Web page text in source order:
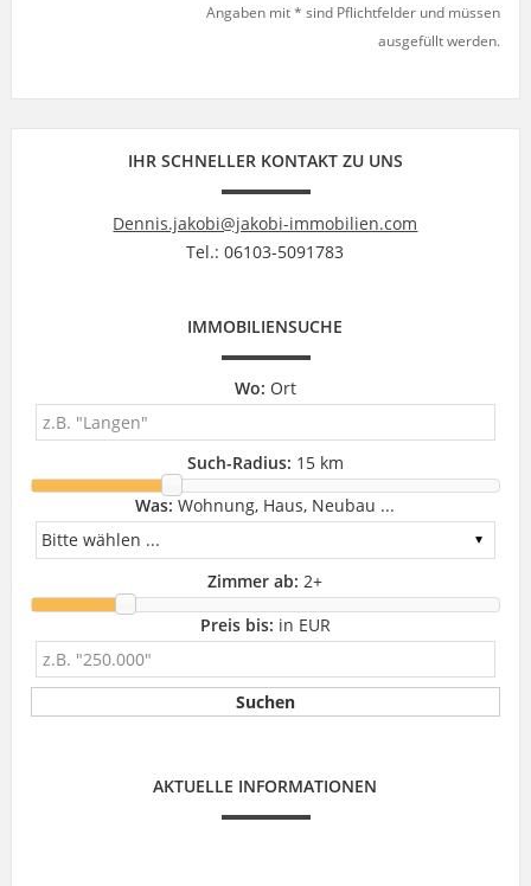
Angaben mit * sind Pflichtfelder und müssen
ausgefüllt werden.
IHR SCHNELLER KONTAKT ZU UNS
Dennis.jakobi@jakobi-immobilien.com
Tel.: 06103-5091783
IMMOBILIENSUCHE
Wo: Ort
Such-Radius: 15 km
Was: Wohnung, Haus, Neubau ...
Zimmer ab: 2+
Preis bis: in EUR
AKTUELLE INFORMATIONEN